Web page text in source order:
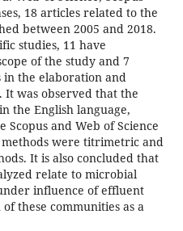
18 articles related to the
between 2005 and 2018.
studies, 11 have
of the study and 7
the elaboration and
It was observed that the
the English language,
and Web of Science
were titrimetric and
It is also concluded that
relate to microbial
influence of effluent
these communities as a